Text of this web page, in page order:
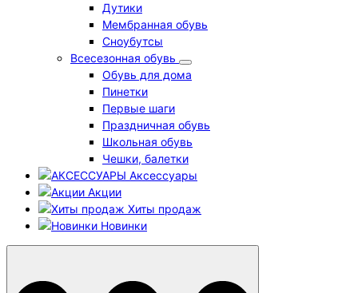
Дутики
Мембранная обувь
Сноубутсы
Всесезонная обувь
Обувь для дома
Пинетки
Первые шаги
Праздничная обувь
Школьная обувь
Чешки, балетки
Аксессуары
Акции
Хиты продаж
Новинки